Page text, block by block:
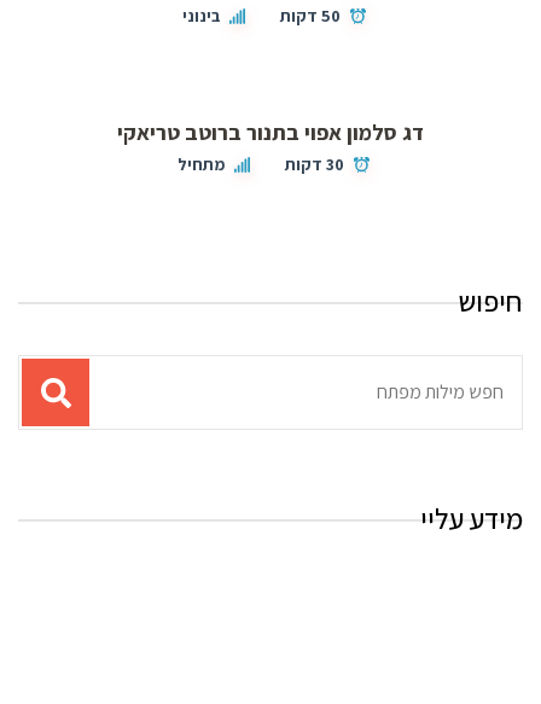
50 דקות בינוני
דג סלמון אפוי בתנור ברוטב טריאקי
30 דקות מתחיל
חיפוש
מידע עליי